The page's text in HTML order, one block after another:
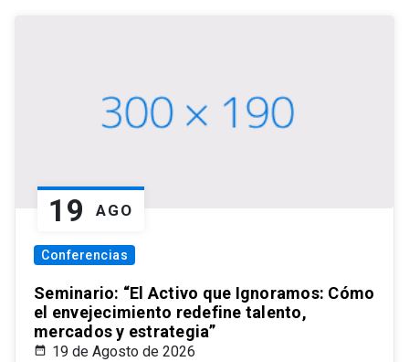
19 AGO
Conferencias
Seminario: “El Activo que Ignoramos: Cómo
el envejecimiento redefine talento,
mercados y estrategia”
19 de Agosto de 2026